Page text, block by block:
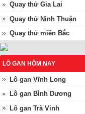
Quay thử Gia Lai
Quay thử Ninh Thuận
Quay thử miền Bắc
LÔ GAN HÔM NAY
Lô gan Vĩnh Long
Lô gan Bình Dương
Lô gan Trà Vinh